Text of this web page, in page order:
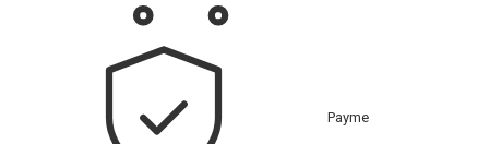
Payme